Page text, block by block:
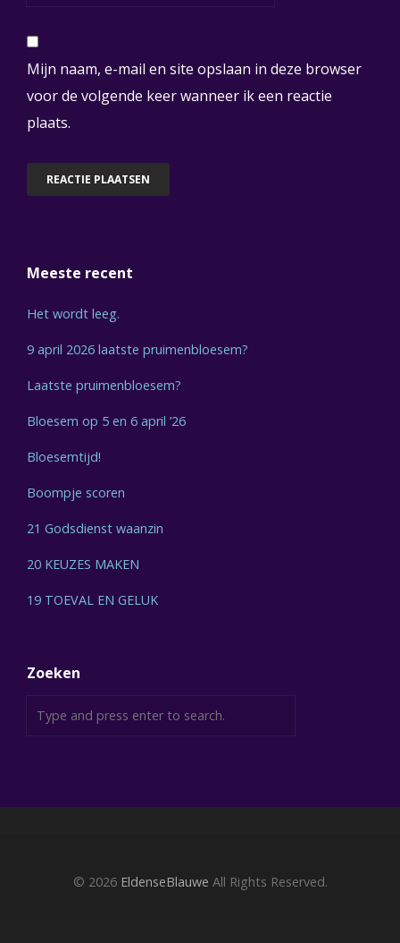
Mijn naam, e-mail en site opslaan in deze browser
voor de volgende keer wanneer ik een reactie
plaats.
Meeste recent
Het wordt leeg.
9 april 2026 laatste pruimenbloesem?
Laatste pruimenbloesem?
Bloesem op 5 en 6 april ’26
Bloesemtijd!
Boompje scoren
21 Godsdienst waanzin
20 KEUZES MAKEN
19 TOEVAL EN GELUK
Zoeken
© 2026 EldenseBlauwe All Rights Reserved.